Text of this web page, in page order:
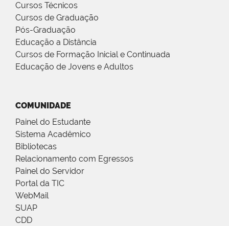
Cursos Técnicos
Cursos de Graduação
Pós-Graduação
Educação a Distância
Cursos de Formação Inicial e Continuada
Educação de Jovens e Adultos
COMUNIDADE
Painel do Estudante
Sistema Acadêmico
Bibliotecas
Relacionamento com Egressos
Painel do Servidor
Portal da TIC
WebMail
SUAP
CDD